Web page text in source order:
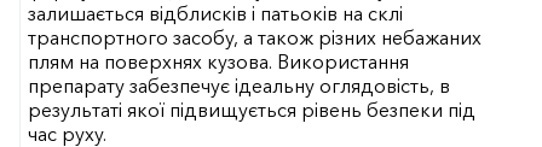
залишається відблисків і патьоків на склі
транспортного засобу, а також різних небажаних
плям на поверхнях кузова. Використання
препарату забезпечує ідеальну оглядовість, в
результаті якої підвищується рівень безпеки під
час руху.